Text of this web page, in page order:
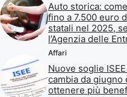
Auto storica:
fino a 7.500 euro
statali nel 2025,
l’Agenzia delle
Affari
Nuove soglie
cambia da giugno
ottenere più